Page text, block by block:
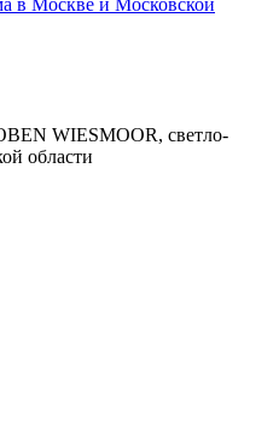
в Москве и Московской
WIESMOOR, светло-
области